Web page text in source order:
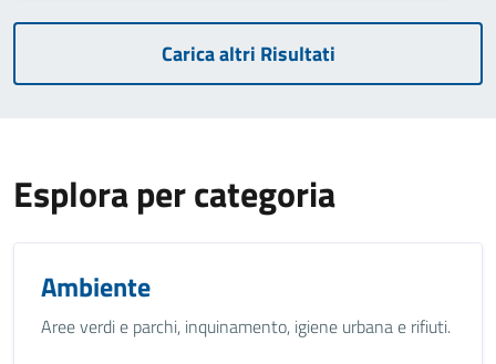
Carica altri Risultati
Esplora per categoria
Ambiente
Aree verdi e parchi, inquinamento, igiene urbana e rifiuti.